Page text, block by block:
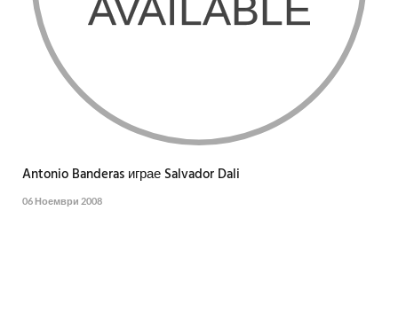
Antonio Banderas играе Salvador Dali
06 Ноември 2008